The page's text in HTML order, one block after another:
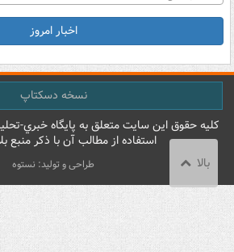
اخبار امروز
نسخه دسکتاپ
کليه حقوق اين سايت متعلق به پایگاه خبري-
استفاده از مطالب آن با ذکر منبع
طراحی و تولید: نستوه بالا